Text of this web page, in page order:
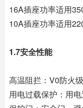
16A插座功率适用
10A插座功率适用
1.7安全性能
高温阻拦：V0防火
用电过载保护：用